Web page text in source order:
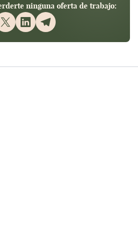
ninguna oferta de trabajo: